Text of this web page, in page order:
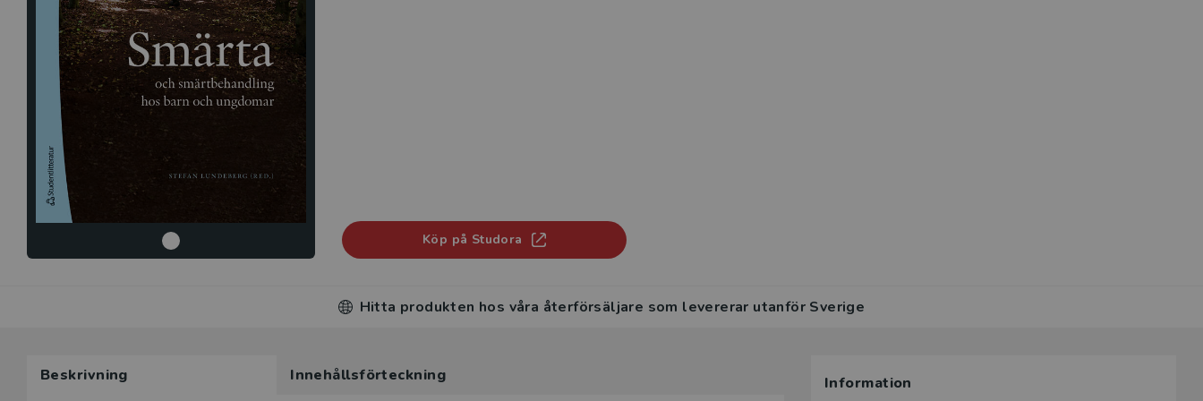
Köp på Studora
Hitta produkten hos våra återförsäljare som levererar utanför Sverige
Beskrivning Innehållsförteckning Information